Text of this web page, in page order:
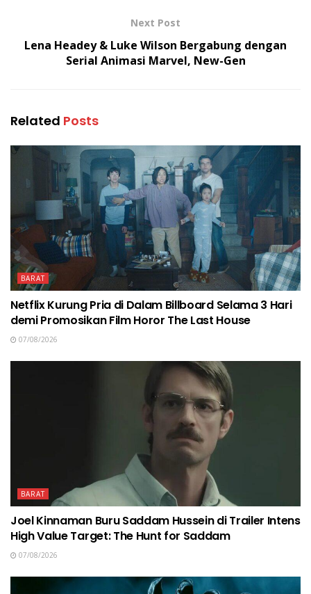
Next Post
Lena Headey & Luke Wilson Bergabung dengan
Serial Animasi Marvel, New-Gen
Related Posts
BARAT
Netflix Kurung Pria di Dalam Billboard Selama 3 Hari
demi Promosikan Film Horor The Last House
07/08/2026
BARAT
Joel Kinnaman Buru Saddam Hussein di Trailer Intens
High Value Target: The Hunt for Saddam
07/08/2026